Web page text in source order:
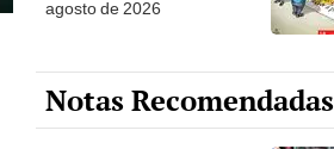
agosto de 2026
Notas Recomendadas